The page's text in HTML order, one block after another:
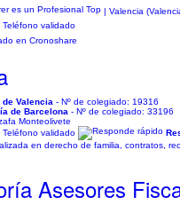
| Valencia
Teléfono validado
en Cronoshare
Valencia - Nº de colegiado: 19316
de Barcelona - Nº de colegiado: 33196
Monteolivete
Teléfono validado
en derecho de familia, contratos,
Asesores